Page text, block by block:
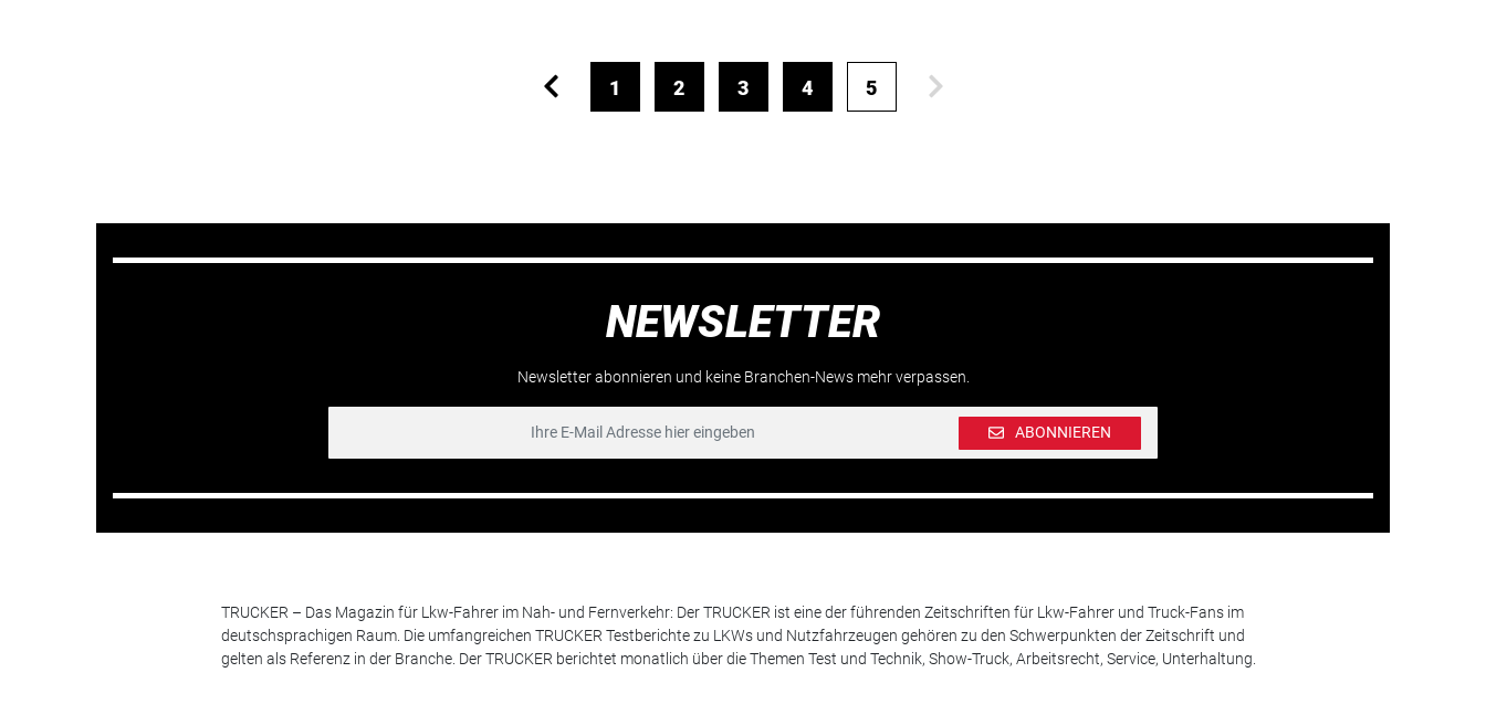
1 2 3 4 5
NEWSLETTER
Newsletter abonnieren und keine Branchen-News mehr verpassen.
ABONNIEREN
TRUCKER – Das Magazin für Lkw-Fahrer im Nah- und Fernverkehr: Der TRUCKER ist eine der führenden Zeitschriften für Lkw-Fahrer und Truck-Fans im
deutschsprachigen Raum. Die umfangreichen TRUCKER Testberichte zu LKWs und Nutzfahrzeugen gehören zu den Schwerpunkten der Zeitschrift und
gelten als Referenz in der Branche. Der TRUCKER berichtet monatlich über die Themen Test und Technik, Show-Truck, Arbeitsrecht, Service, Unterhaltung.